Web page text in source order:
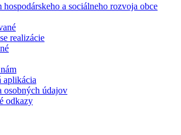
hospodárskeho a sociálneho rozvoja obce
realizácie
aplikácia
osobných údajov
odkazy